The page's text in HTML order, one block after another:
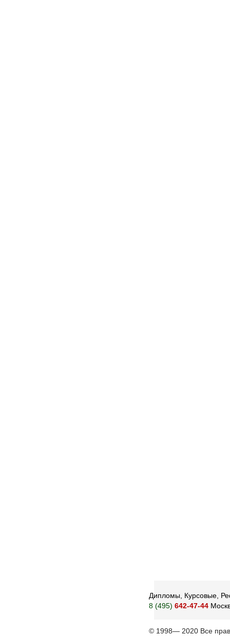
Дипломы, Курсовые,
8 (495) 642-47-44
© 1998— 2020 Все